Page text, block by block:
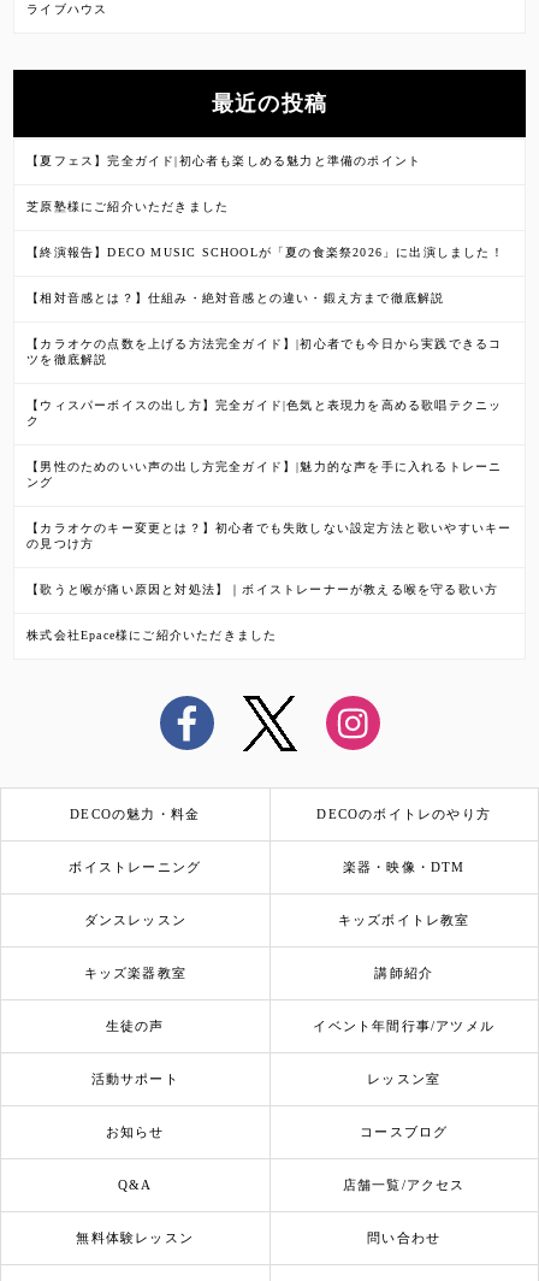
ライブハウス
最近の投稿
【夏フェス】完全ガイド|初心者も楽しめる魅力と準備のポイント
芝原塾様にご紹介いただきました
【終演報告】DECO MUSIC SCHOOLが「夏の食楽祭2026」に出演しました！
【相対音感とは？】仕組み・絶対音感との違い・鍛え方まで徹底解説
【カラオケの点数を上げる方法完全ガイド】|初心者でも今日から実践できるコ
ツを徹底解説
【ウィスパーボイスの出し方】完全ガイド|色気と表現力を高める歌唱テクニッ
ク
【男性のためのいい声の出し方完全ガイド】|魅力的な声を手に入れるトレーニ
ング
【カラオケのキー変更とは？】初心者でも失敗しない設定方法と歌いやすいキー
の見つけ方
【歌うと喉が痛い原因と対処法】｜ボイストレーナーが教える喉を守る歌い方
株式会社Epace様にご紹介いただきました
DECOの魅力・料金 DECOのボイトレのやり方
ボイストレーニング 楽器・映像・DTM
ダンスレッスン キッズボイトレ教室
キッズ楽器教室 講師紹介
生徒の声 イベント年間行事/アツメル
活動サポート レッスン室
お知らせ コースブログ
Q&A 店舗一覧/アクセス
無料体験レッスン 問い合わせ